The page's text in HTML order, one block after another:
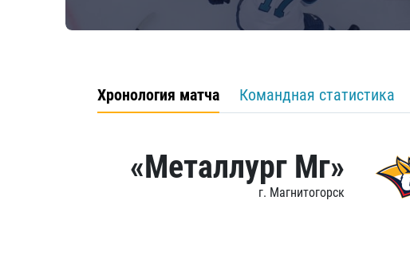
Хронология матча Командная статистика
«Металлург Мг»
г. Магнитогорск